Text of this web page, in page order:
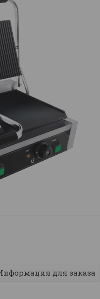
для заказа